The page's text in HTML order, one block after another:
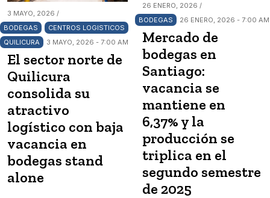
3 MAYO, 2026 /
BODEGAS
CENTROS LOGISTICOS
QUILICURA
3 MAYO, 2026 - 7:00 AM
El sector norte de
Quilicura
consolida su
atractivo
logístico con baja
vacancia en
bodegas stand
alone
26 ENERO, 2026 /
BODEGAS
26 ENERO, 2026 - 7:00 AM
Mercado de
bodegas en
Santiago:
vacancia se
mantiene en
6,37% y la
producción se
triplica en el
segundo semestre
de 2025